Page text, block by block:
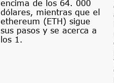
encima de los 64. 000
dólares, mientras que el
ethereum (ETH) sigue
sus pasos y se acerca a
los 1.